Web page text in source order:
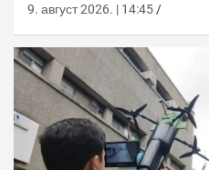
9. август 2026. | 14:45